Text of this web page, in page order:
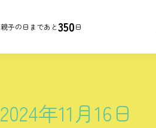
親子の日まであと350日
2024年11月16日